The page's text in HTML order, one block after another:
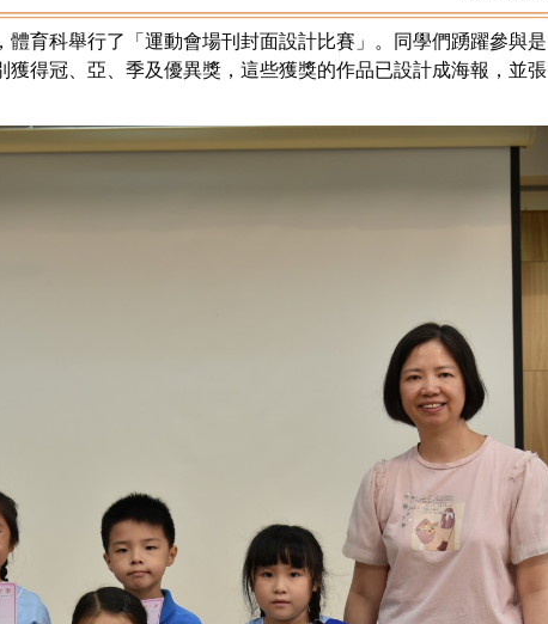
育科舉行了「運動會場刊封面設計比賽」。同學們踴躍參與是
得冠、亞、季及優異獎，這些獲獎的作品已設計成海報，並張